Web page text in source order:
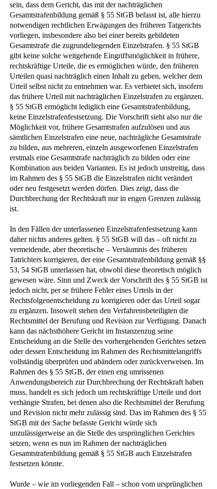
sein, dass dem Gericht, das mit der nachträglichen
Gesamtstrafenbildung gemäß § 55 StGB befasst ist, alle hierzu
notwendigen rechtlichen Erwägungen des früheren Tatgerichts
vorliegen, insbesondere also bei einer bereits gebildeten
Gesamtstrafe die zugrundeliegenden Einzelstrafen. § 55 StGB
gibt keine solche weitgehende Eingriffsmöglichkeit in frühere,
rechtskräftige Urteile, die es ermöglichen würde, den früheren
Urteilen quasi nachträglich einen Inhalt zu geben, welcher dem
Urteil selbst nicht zu entnehmen war. Es verbietet sich, insofern
das frühere Urteil mit nachträglichen Einzelstrafen zu ergänzen.
§ 55 StGB ermöglicht lediglich eine Gesamtstrafenbildung,
keine Einzelstrafenfestsetzung. Die Vorschrift sieht also nur die
Möglichkeit vor, frühere Gesamtstrafen aufzulösen und aus
sämtlichen Einzelstrafen eine neue, nachträgliche Gesamtstrafe
zu bilden, aus mehreren, einzeln ausgeworfenen Einzelstrafen
erstmals eine Gesamtstrafe nachträglich zu bilden oder eine
Kombination aus beiden Varianten. Es ist jedoch unstreitig, dass
im Rahmen des § 55 StGB die Einzelstrafen nicht verändert
oder neu festgesetzt werden dürfen. Dies zeigt, dass die
Durchbrechung der Rechtskraft nur in engen Grenzen zulässig
ist.
In den Fällen der unterlassenen Einzelstrafenfestsetzung kann
daher nichts anderes gelten. § 55 StGB will das – oft nicht zu
vermeidende, aber theoretische – Versäumnis des früheren
Tatrichters korrigieren, der eine Gesamtstrafenbildung gemäß §§
53, 54 StGB unterlassen hat, obwohl diese theoretisch möglich
gewesen wäre. Sinn und Zweck der Vorschrift des § 55 StGB ist
jedoch nicht, per se frühere Fehler eines Urteils in der
Rechtsfolgenentscheidung zu korrigieren oder das Urteil sogar
zu ergänzen. Insoweit stehen den Verfahrensbeteiligten die
Rechtsmittel der Berufung und Revision zur Verfügung. Danach
kann das nächsthöhere Gericht im Instanzenzug seine
Entscheidung an die Stelle des vorhergehenden Gerichtes setzen
oder dessen Entscheidung im Rahmen des Rechtsmittelangriffs
vollständig überprüfen und abändern oder zurückverweisen. Im
Rahmen des § 55 StGB, der einen eng umrissenen
Anwendungsbereich zur Durchbrechung der Rechtskraft haben
muss, handelt es sich jedoch um rechtskräftige Urteile und dort
verhängte Strafen, bei denen also die Rechtsmittel der Berufung
und Revision nicht mehr zulässig sind. Das im Rahmen des § 55
StGB mit der Sache befasste Gericht würde sich
unzulässigerweise an die Stelle des ursprünglichen Gerichtes
setzen, wenn es nun im Rahmen der nachträglichen
Gesamtstrafenbildung gemäß § 55 StGB auch Einzelstrafen
festsetzen könnte.
Wurde – wie im vorliegenden Fall – schon vom ursprünglichen